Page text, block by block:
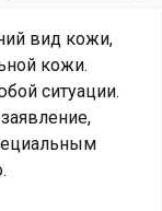
вид кожи,
кожи.
ситуации.